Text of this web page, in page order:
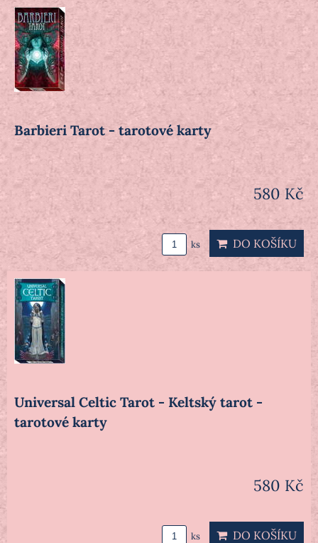
Barbieri Tarot - tarotové karty
580 Kč
ks DO KOŠÍKU
Universal Celtic Tarot - Keltský tarot -
tarotové karty
580 Kč
ks DO KOŠÍKU